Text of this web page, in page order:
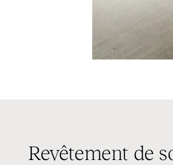
Revêtement de